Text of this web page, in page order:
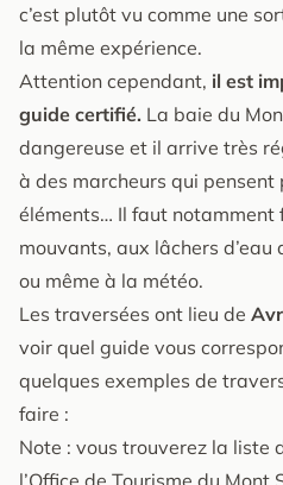
c’est plutôt vu comme une
la même expérience.
Attention cependant, il est
guide certifié. La baie du
dangereuse et il arrive très
à des marcheurs qui pensent
éléments… Il faut
mouvants, aux lâchers
ou même à la météo.
Les traversées ont lieu de
voir quel guide vous
quelques exemples de
faire :
Note : vous trouverez la liste
l’Office de Tourisme du Mont